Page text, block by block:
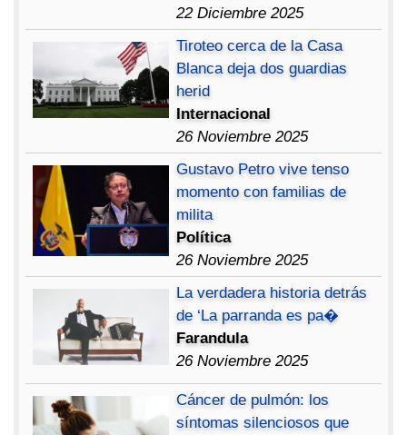
22 Diciembre 2025
Tiroteo cerca de la Casa
Blanca deja dos guardias
herid
Internacional
26 Noviembre 2025
Gustavo Petro vive tenso
momento con familias de
milita
Política
26 Noviembre 2025
La verdadera historia detrás
de ‘La parranda es pa�
Farandula
26 Noviembre 2025
Cáncer de pulmón: los
síntomas silenciosos que